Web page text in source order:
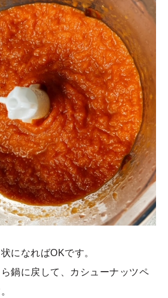
になればOKです。
鍋に戻して、カシューナッツペ